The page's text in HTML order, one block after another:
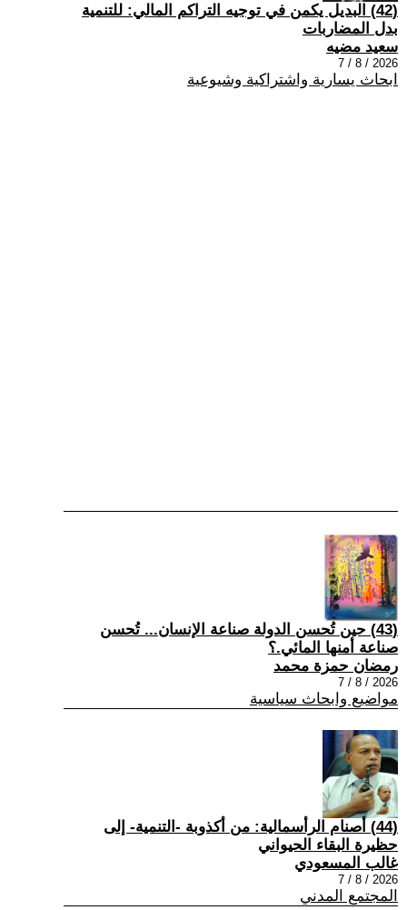
(42) البديل يكمن في توجيه التراكم المالي: للتنمية
بدل المضاربات
سعيد مضيه
2026 / 8 / 7
ابحاث يسارية واشتراكية وشيوعية
(43) حين تُحسن الدولة صناعة الإنسان... تُحسن
صناعة أمنها المائي.؟
رمضان حمزة محمد
2026 / 8 / 7
مواضيع وابحاث سياسية
(44) أصنام الرأسمالية: من أكذوبة -التنمية- إلى
حظيرة البقاء الحيواني
غالب المسعودي
2026 / 8 / 7
المجتمع المدني